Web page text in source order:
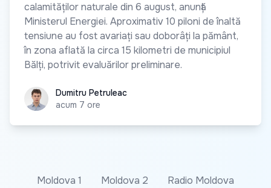
calamităților naturale din 6 august, anunță
Ministerul Energiei. Aproximativ 10 piloni de înaltă
tensiune au fost avariați sau doborâți la pământ,
în zona aflată la circa 15 kilometri de municipiul
Bălți, potrivit evaluărilor preliminare.
Dumitru Petruleac
Dumitru Petruleac
acum 7 ore
Moldova 1 Moldova 2
Radio Moldova